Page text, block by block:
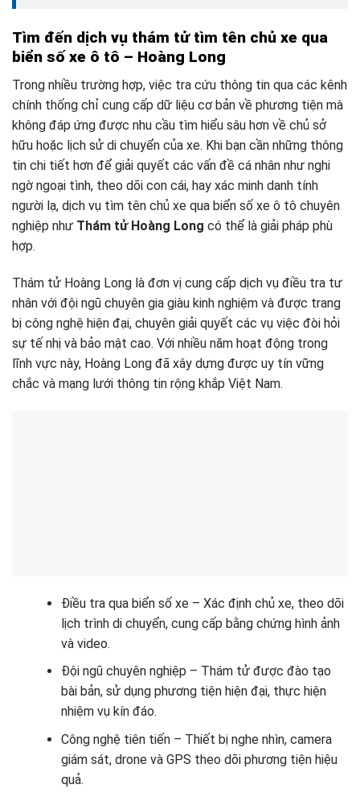
Tìm đến dịch vụ thám tử tìm tên chủ xe qua
biển số xe ô tô – Hoàng Long
Trong nhiều trường hợp, việc tra cứu thông tin qua các kênh
chính thống chỉ cung cấp dữ liệu cơ bản về phương tiện mà
không đáp ứng được nhu cầu tìm hiểu sâu hơn về chủ sở
hữu hoặc lịch sử di chuyển của xe. Khi bạn cần những thông
tin chi tiết hơn để giải quyết các vấn đề cá nhân như nghi
ngờ ngoại tình, theo dõi con cái, hay xác minh danh tính
người lạ, dịch vụ tìm tên chủ xe qua biển số xe ô tô chuyên
nghiệp như Thám tử Hoàng Long có thể là giải pháp phù
hợp.
Thám tử Hoàng Long là đơn vị cung cấp dịch vụ điều tra tư
nhân với đội ngũ chuyên gia giàu kinh nghiệm và được trang
bị công nghệ hiện đại, chuyên giải quyết các vụ việc đòi hỏi
sự tế nhị và bảo mật cao. Với nhiều năm hoạt động trong
lĩnh vực này, Hoàng Long đã xây dựng được uy tín vững
chắc và mạng lưới thông tin rộng khắp Việt Nam.
Điều tra qua biển số xe – Xác định chủ xe, theo dõi
lịch trình di chuyển, cung cấp bằng chứng hình ảnh
và video.
Đội ngũ chuyên nghiệp – Thám tử được đào tạo
bài bản, sử dụng phương tiện hiện đại, thực hiện
nhiệm vụ kín đáo.
Công nghệ tiên tiến – Thiết bị nghe nhìn, camera
giám sát, drone và GPS theo dõi phương tiện hiệu
quả.